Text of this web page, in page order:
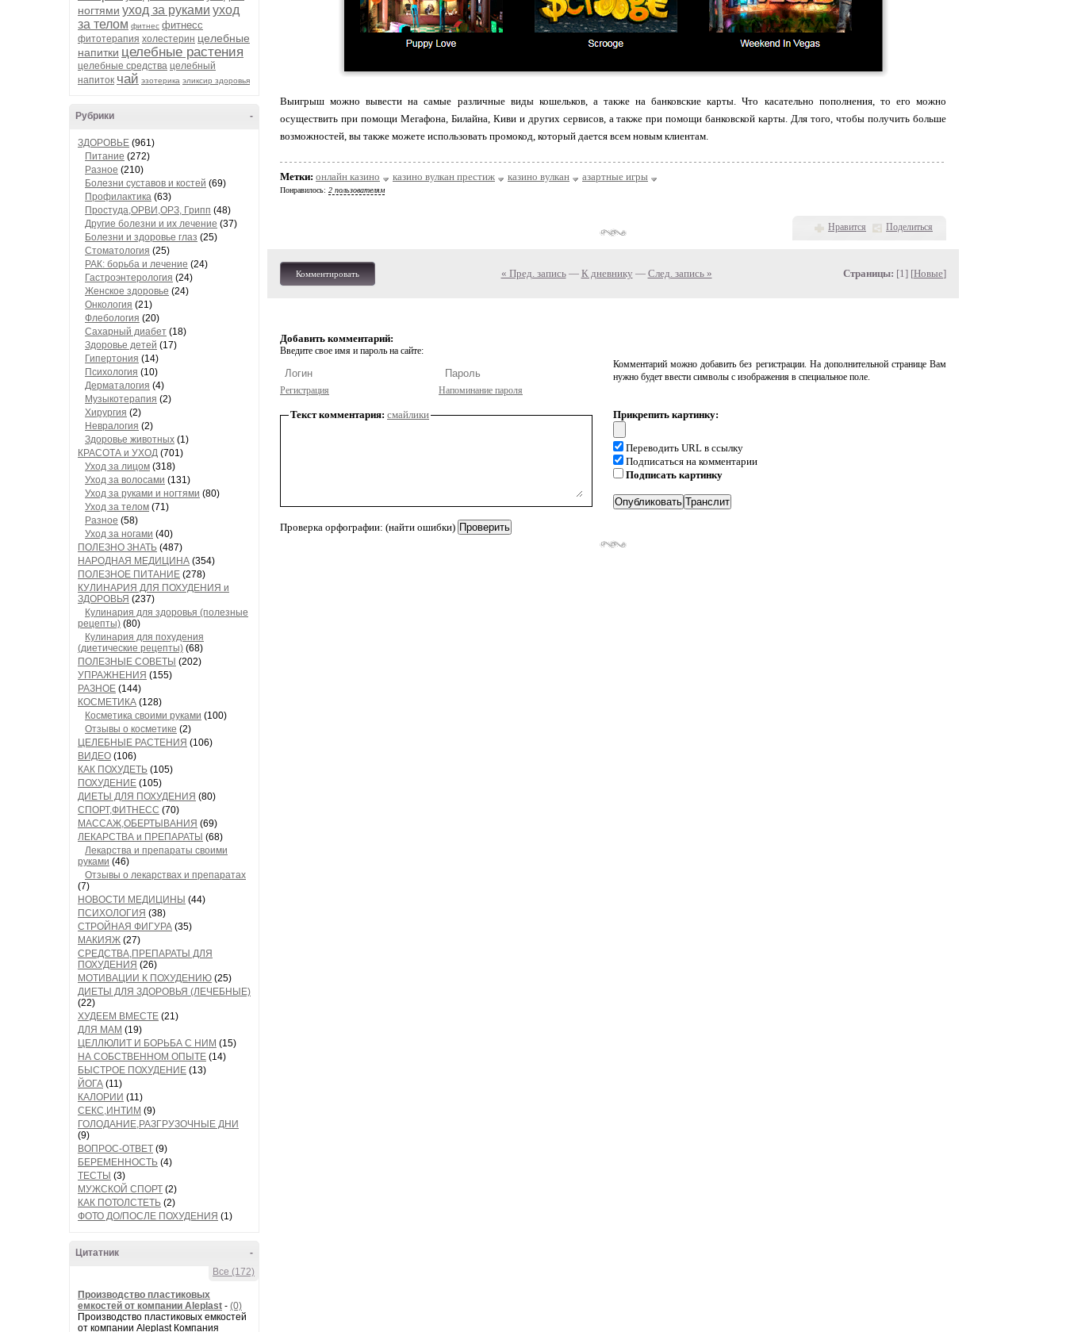
ногтями уход за руками уход
за телом фитнес фитнесс
фитотерапия холестерин целебные
напитки целебные растения
целебные средства целебный
напиток чай эзотерика эликсир здоровья
-
Рубрики
ЗДОРОВЬЕ (961)
Питание (272)
Разное (210)
Болезни суставов и костей (69)
Профилактика (63)
Простуда,ОРВИ,ОРЗ, Грипп (48)
Другие болезни и их лечение (37)
Болезни и здоровье глаз (25)
Стоматология (25)
РАК: борьба и лечение (24)
Гастроэнтерология (24)
Женское здоровье (24)
Онкология (21)
Флебология (20)
Сахарный диабет (18)
Здоровье детей (17)
Гипертония (14)
Психология (10)
Дерматалогия (4)
Музыкотерапия (2)
Хирургия (2)
Невралогия (2)
Здоровье животных (1)
КРАСОТА и УХОД (701)
Уход за лицом (318)
Уход за волосами (131)
Уход за руками и ногтями (80)
Уход за телом (71)
Разное (58)
Уход за ногами (40)
ПОЛЕЗНО ЗНАТЬ (487)
НАРОДНАЯ МЕДИЦИНА (354)
ПОЛЕЗНОЕ ПИТАНИЕ (278)
КУЛИНАРИЯ ДЛЯ ПОХУДЕНИЯ и
ЗДОРОВЬЯ (237)
Кулинария для здоровья (полезные
рецепты) (80)
Кулинария для похудения
(диетические рецепты) (68)
ПОЛЕЗНЫЕ СОВЕТЫ (202)
УПРАЖНЕНИЯ (155)
РАЗНОЕ (144)
КОСМЕТИКА (128)
Косметика своими руками (100)
Отзывы о косметике (2)
ЦЕЛЕБНЫЕ РАСТЕНИЯ (106)
ВИДЕО (106)
КАК ПОХУДЕТЬ (105)
ПОХУДЕНИЕ (105)
ДИЕТЫ ДЛЯ ПОХУДЕНИЯ (80)
СПОРТ,ФИТНЕСС (70)
МАССАЖ,ОБЕРТЫВАНИЯ (69)
ЛЕКАРСТВА и ПРЕПАРАТЫ (68)
Лекарства и препараты своими
руками (46)
Отзывы о лекарствах и препаратах
(7)
НОВОСТИ МЕДИЦИНЫ (44)
ПСИХОЛОГИЯ (38)
СТРОЙНАЯ ФИГУРА (35)
МАКИЯЖ (27)
СРЕДСТВА,ПРЕПАРАТЫ ДЛЯ
ПОХУДЕНИЯ (26)
МОТИВАЦИИ К ПОХУДЕНИЮ (25)
ДИЕТЫ ДЛЯ ЗДОРОВЬЯ (ЛЕЧЕБНЫЕ)
(22)
ХУДЕЕМ ВМЕСТЕ (21)
ДЛЯ МАМ (19)
ЦЕЛЛЮЛИТ И БОРЬБА С НИМ (15)
НА СОБСТВЕННОМ ОПЫТЕ (14)
БЫСТРОЕ ПОХУДЕНИЕ (13)
ЙОГА (11)
КАЛОРИИ (11)
СЕКС,ИНТИМ (9)
ГОЛОДАНИЕ,РАЗГРУЗОЧНЫЕ ДНИ
(9)
ВОПРОС-ОТВЕТ (9)
БЕРЕМЕННОСТЬ (4)
ТЕСТЫ (3)
МУЖСКОЙ СПОРТ (2)
КАК ПОТОЛСТЕТЬ (2)
ФОТО ДО/ПОСЛЕ ПОХУДЕНИЯ (1)
-
Цитатник
Все (172)
Производство пластиковых
емкостей от компании Aleplast - (0)
Производство пластиковых емкостей
от компании Aleplast Компания
Выигрыш можно вывести на самые различные виды кошельков, а также на банковские карты. Что касательно пополнения, то его можно
осуществить при помощи Мегафона, Билайна, Киви и других сервисов, а также при помощи банковской карты. Для того, чтобы получить больше
возможностей, вы также можете использовать промокод, который дается всем новым клиентам.
Метки: онлайн казино казино вулкан престиж казино вулкан азартные игры
Понравилось: 2 пользователям
Нравится Поделиться
Комментировать « Пред. запись— К дневнику — След. запись » Страницы: [1] [Новые]
Добавить комментарий:
Введите свое имя и пароль на сайте:
Регистрация Напоминание пароля
Комментарий можно добавить без регистрации. На дополнительной странице Вам
нужно будет ввести символы с изображения в специальное поле.
Текст комментария: смайлики
Проверка орфографии: (найти ошибки)
Прикрепить картинку:
Переводить URL в ссылку
Подписаться на комментарии
Подписать картинку